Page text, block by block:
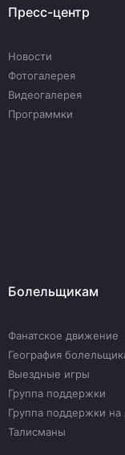
Пресс-центр
Новости
Фотогалерея
Видеогалерея
Программки
Болельщикам
Фанатское движение
География
Выездные игры
Группа поддержки
Группа поддержки на
Талисманы